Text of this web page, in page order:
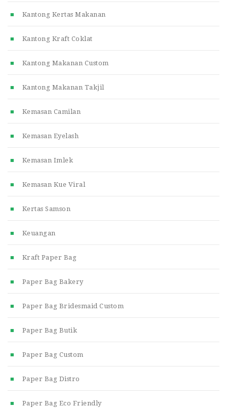
Kantong Kertas Makanan
Kantong Kraft Coklat
Kantong Makanan Custom
Kantong Makanan Takjil
Kemasan Camilan
Kemasan Eyelash
Kemasan Imlek
Kemasan Kue Viral
Kertas Samson
Keuangan
Kraft Paper Bag
Paper Bag Bakery
Paper Bag Bridesmaid Custom
Paper Bag Butik
Paper Bag Custom
Paper Bag Distro
Paper Bag Eco Friendly